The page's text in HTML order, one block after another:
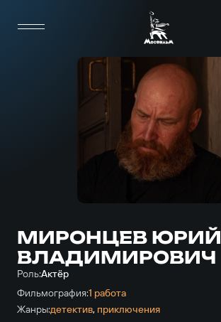
МИРОНЦЕВ ЮРИЙ
ВЛАДИМИРОВИЧ
Роль:Актёр
Фильмография:1 работа
Жанры:детектив, приключе­ния